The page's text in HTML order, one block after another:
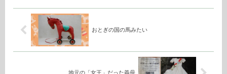
おとぎの国の馬みたい
地元の「女王」だった義母